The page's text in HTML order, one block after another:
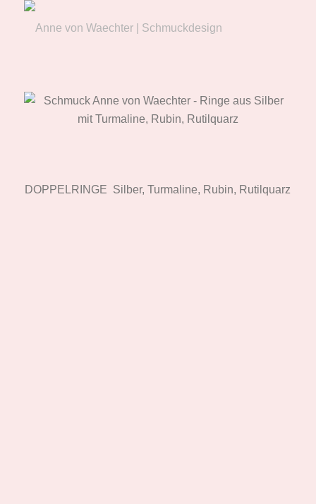
DOPPELRINGE Silber, Turmaline, Rubin, Rutilquarz